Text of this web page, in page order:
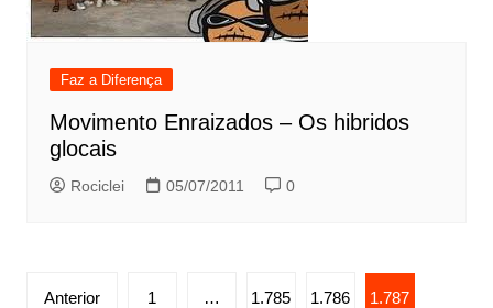
Faz a Diferença
Movimento Enraizados – Os hibridos
glocais
Rociclei 05/07/2011 0
Paginação
Anterior 1 … 1.785 1.786 1.787